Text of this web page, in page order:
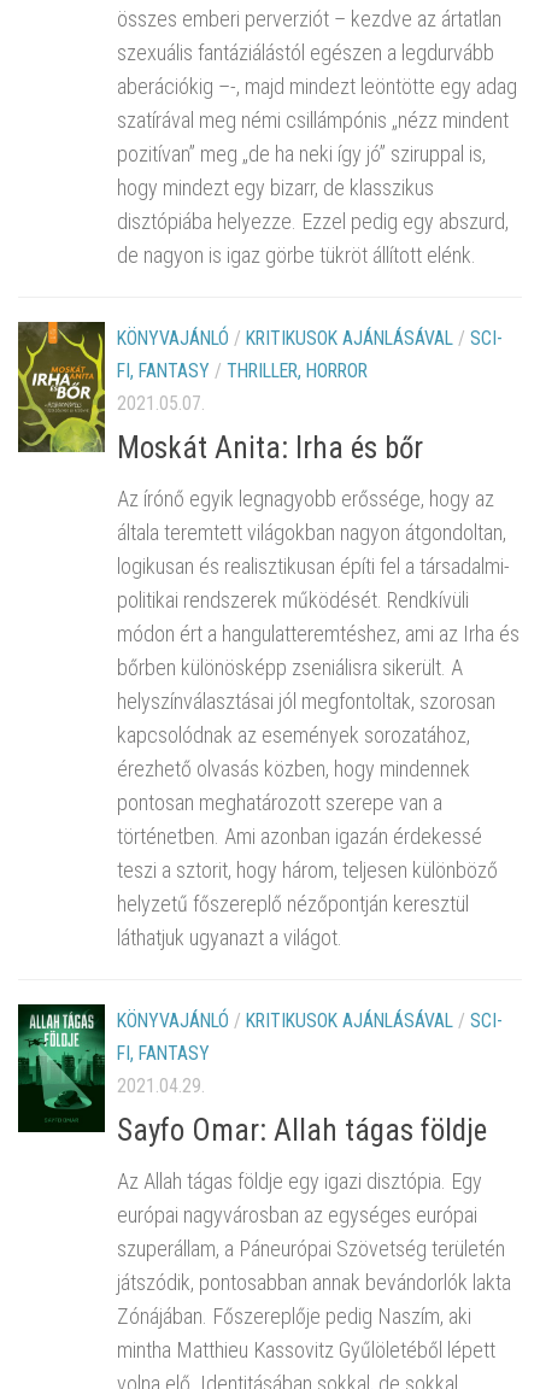
összes emberi perverziót – kezdve az ártatlan
szexuális fantáziálástól egészen a legdurvább
aberációkig –-, majd mindezt leöntötte egy adag
szatírával meg némi csillámpónis „nézz mindent
pozitívan” meg „de ha neki így jó” sziruppal is,
hogy mindezt egy bizarr, de klasszikus
disztópiába helyezze. Ezzel pedig egy abszurd,
de nagyon is igaz görbe tükröt állított elénk.
KÖNYVAJÁNLÓ / KRITIKUSOK AJÁNLÁSÁVAL / SCI-
FI, FANTASY / THRILLER, HORROR
2021.05.07.
Moskát Anita: Irha és bőr
Az írónő egyik legnagyobb erőssége, hogy az
általa teremtett világokban nagyon átgondoltan,
logikusan és realisztikusan építi fel a társadalmi-
politikai rendszerek működését. Rendkívüli
módon ért a hangulatteremtéshez, ami az Irha és
bőrben különösképp zseniálisra sikerült. A
helyszínválasztásai jól megfontoltak, szorosan
kapcsolódnak az események sorozatához,
érezhető olvasás közben, hogy mindennek
pontosan meghatározott szerepe van a
történetben. Ami azonban igazán érdekessé
teszi a sztorit, hogy három, teljesen különböző
helyzetű főszereplő nézőpontján keresztül
láthatjuk ugyanazt a világot.
KÖNYVAJÁNLÓ / KRITIKUSOK AJÁNLÁSÁVAL / SCI-
FI, FANTASY
2021.04.29.
Sayfo Omar: Allah tágas földje
Az Allah tágas földje egy igazi disztópia. Egy
európai nagyvárosban az egységes európai
szuperállam, a Páneurópai Szövetség területén
játszódik, pontosabban annak bevándorlók lakta
Zónájában. Főszereplője pedig Naszím, aki
mintha Matthieu Kassovitz Gyűlöletéből lépett
volna elő. Identitásában sokkal, de sokkal